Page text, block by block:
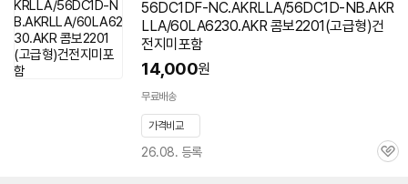
56DC1DF-NC.AKRLLA/56DC1D-NB.AKR
LLA/60LA6230.AKR 콤보2201(고급형)건
전지미포함
14,000원
무료배송
가격비교
26.08. 등록
관